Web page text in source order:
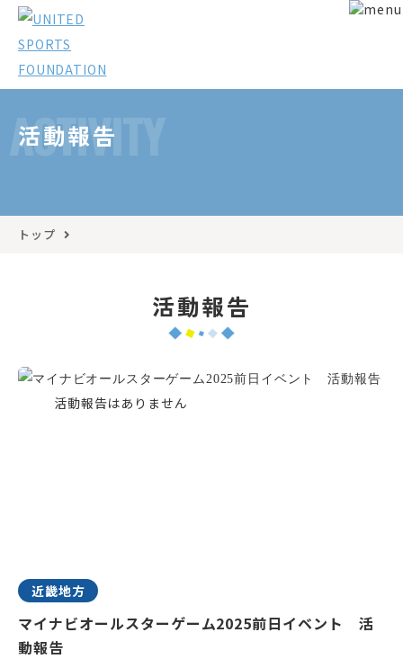
ACTIVITY
活動報告
トップ
活動報告
近畿地方
マイナビオールスターゲーム2025前日イベント 活
動報告